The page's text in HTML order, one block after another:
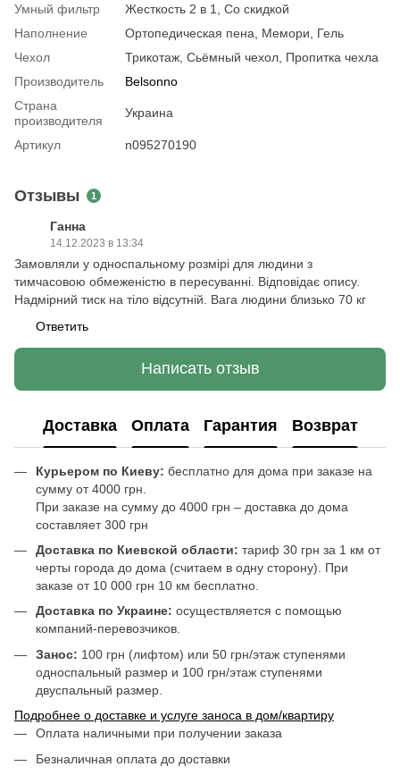
Умный фильтр
Жесткость 2 в 1, Со скидкой
Наполнение
Ортопедическая пена, Мемори, Гель
Чехол
Трикотаж, Сьёмный чехол, Пропитка чехла
Производитель
Belsonno
Страна
производителя
Украина
Артикул n095270190
Отзывы 1
Ганна
14.12.2023 в 13:34
Замовляли у односпальному розмірі для людини з
тимчасовою обмеженістю в пересуванні. Відповідає опису.
Надмірний тиск на тіло відсутній. Вага людини близько 70 кг
Ответить
Написать отзыв
Доставка Оплата Гарантия Возврат
Курьером по Киеву: бесплатно для дома при заказе на
сумму от 4000 грн.
При заказе на сумму до 4000 грн – доставка до дома
составляет 300 грн
Доставка по Киевской области: тариф 30 грн за 1 км от
черты города до дома (считаем в одну сторону). При
заказе от 10 000 грн 10 км бесплатно.
Доставка по Украине: осуществляется с помощью
компаний-перевозчиков.
Занос: 100 грн (лифтом) или 50 грн/этаж ступенями
односпальный размер и 100 грн/этаж ступенями
двуспальный размер.
Подробнее о доставке и услуге заноса в дом/квартиру
Оплата наличными при получении заказа
Безналичная оплата до доставки